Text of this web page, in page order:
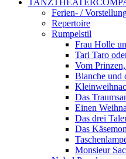
Ferien- /
Repertoire
Rumpelstil
Frau Holle
Tari Taro
Vom
Blanche und
Das
Einen
Das drei
Das
Monsieur